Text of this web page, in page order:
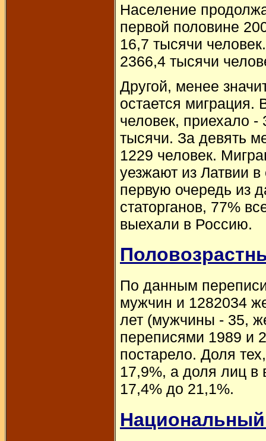
Население
первой половине
16,7 тысячи
2366,4 тысячи
Другой, менее
остается миграция.
человек, приехало -
тысячи. За девять
1229 человек.
уезжают из Латвии
первую очередь из
статорганов, 77%
выехали в Россию.
По данным
мужчин и 1282034
лет (мужчины - 35,
переписями 1989 и
постарело. Доля
17,9%, а доля лиц в
17,4% до 21,1%.
Национальный